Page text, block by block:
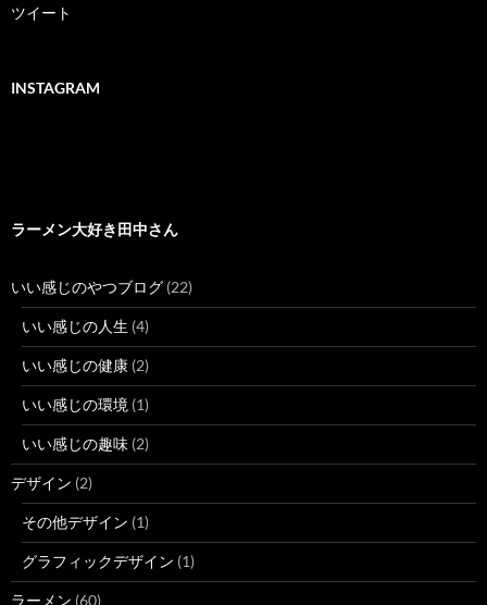
ツイート
INSTAGRAM
ラーメン大好き田中さん
いい感じのやつブログ (22)
いい感じの人生 (4)
いい感じの健康 (2)
いい感じの環境 (1)
いい感じの趣味 (2)
デザイン (2)
その他デザイン (1)
グラフィックデザイン (1)
ラーメン (60)